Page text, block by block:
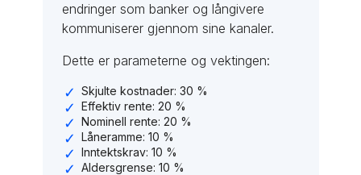
endringer som banker og långivere
kommuniserer gjennom sine kanaler.
Dette er parameterne og vektingen:
Skjulte kostnader: 30 %
Effektiv rente: 20 %
Nominell rente: 20 %
Låneramme: 10 %
Inntektskrav: 10 %
Aldersgrense: 10 %